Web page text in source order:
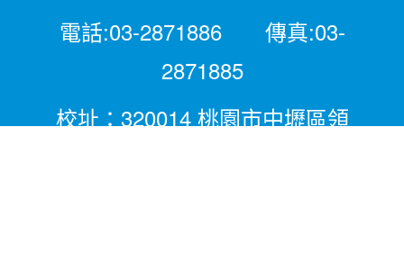
電話:03-2871886 傳真:03-
2871885
校址：320014 桃園市中壢區領